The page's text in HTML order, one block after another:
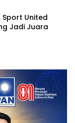
Sport United
Jadi Juara